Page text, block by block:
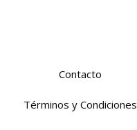
Contacto
Términos y Condiciones